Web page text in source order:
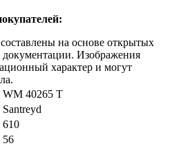
на основе открытых
Изображения
характер и могут
WM 40265 T
Santreyd
610
56